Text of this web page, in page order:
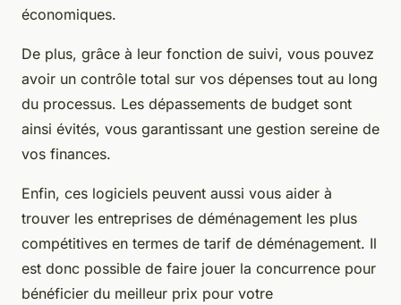
économiques.
De plus, grâce à leur fonction de suivi, vous pouvez
avoir un contrôle total sur vos dépenses tout au long
du processus. Les dépassements de budget sont
ainsi évités, vous garantissant une gestion sereine de
vos finances.
Enfin, ces logiciels peuvent aussi vous aider à
trouver les entreprises de déménagement les plus
compétitives en termes de tarif de déménagement. Il
est donc possible de faire jouer la concurrence pour
bénéficier du meilleur prix pour votre